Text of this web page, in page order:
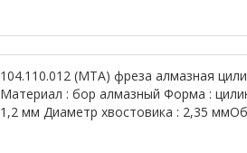
104.110.012 (МТА) фреза алмазная
Материал : бор алмазный Форма :
1,2 мм Диаметр хвостовика : 2,35